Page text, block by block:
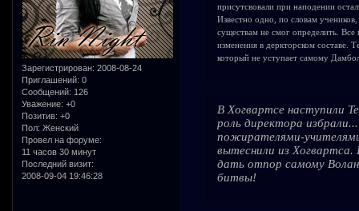
Зарегистрирован: 2008-08-24
Приглашений: 0
Сообщений: 126
Уважение: +0
Позитив: +0
Пол: Женский
Провел на форуме:
11 часов 30 минут
Последний визит:
2008-09-04 19:46:28
присутсвовали при наподении
Известно одно, по словам
существам не смог определить.
изменения в деркторском составе.
который не уступает самому
В Хогвартсе наступили
роль директора
пожирателями-
вытеснили из
дать отпор самому
битвы!